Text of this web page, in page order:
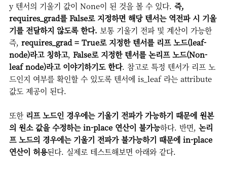
y 텐서의 기울기 값이 None이 된 것을 볼 수 있다. 즉,
requires_grad를 False로 지정하면 해당 텐서는 역전파 시 기울
기를 전달하지 않도록 한다. 보통 기울기 전파 및 계산이 가능한
즉, requires_grad = True로 지정한 텐서를 리프 노드(leaf-
node)라고 칭하고, False로 지정한 텐서를 논리프 노드(Non-
leaf node)라고 이야기하기도 한다. 참고로 특정 텐서가 리프 노
드인지 여부를 확인할 수 있도록 텐서에 is_leaf 라는 attribute
값도 제공이 된다.
또한 리프 노드인 경우에는 기울기 전파가 가능하기 때문에 원본
의 원소 값을 수정하는 in-place 연산이 불가능하다. 반면, 논리
프 노드의 경우에는 기울기 전파가 불가능하기 때문에 in-place
연산이 허용된다. 실제로 테스트해보면 아래와 같다.